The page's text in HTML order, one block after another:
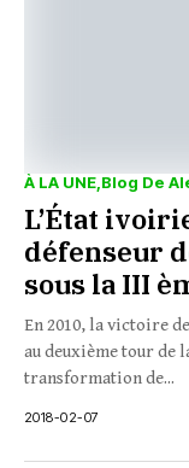
À LA UNE Blog De
L’État
défenseur
sous la III
En 2010, la victoire
au deuxième tour de
transformation de...
2018-02-07